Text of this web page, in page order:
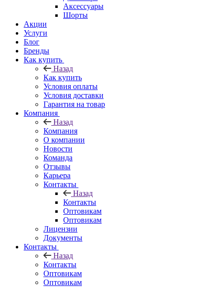
Аксессуары
Шорты
Акции
Услуги
Блог
Бренды
Как купить
Назад
Как купить
Условия оплаты
Условия доставки
Гарантия на товар
Компания
Назад
Компания
О компании
Новости
Команда
Отзывы
Карьера
Контакты
Назад
Контакты
Оптовикам
Оптовикам
Лицензии
Документы
Контакты
Назад
Контакты
Оптовикам
Оптовикам